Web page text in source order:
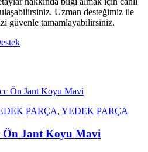
Uzman desteğimiz ile
güvenle tamamlayabilirsiniz.
PARÇA, YEDEK PARÇA
Ön Jant Koyu Mavi